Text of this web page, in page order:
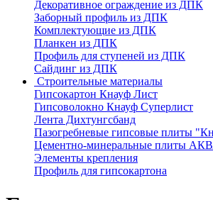
Декоративное ограждение из ДПК
Заборный профиль из ДПК
Комплектующие из ДПК
Планкен из ДПК
Профиль для ступеней из ДПК
Сайдинг из ДПК
Строительные материалы
Гипсокартон Кнауф Лист
Гипсоволокно Кнауф Суперлист
Лента Дихтунгсбанд
Пазогребневые гипсовые плиты
Цементно-минеральные плиты
Элементы крепления
Профиль для гипсокартона